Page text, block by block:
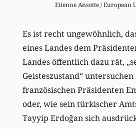
Etienne Ansotte / European
Es ist recht ungewöhnlich,
eines Landes dem
Landes öffentlich dazu rät,
Geisteszustand“ untersuchen
französischen Präsidenten
oder, wie sein türkischer
Tayyip Erdoğan sich